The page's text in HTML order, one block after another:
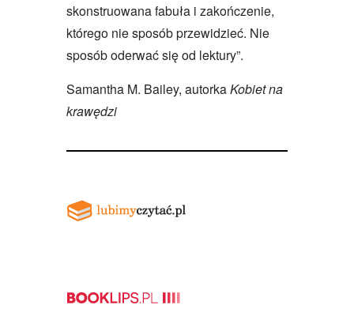
skonstruowana fabuła i zakończenie,
którego nie sposób przewidzieć. Nie
sposób oderwać się od lektury”.
Samantha M. Bailey, autorkaKobiet na
krawędzi